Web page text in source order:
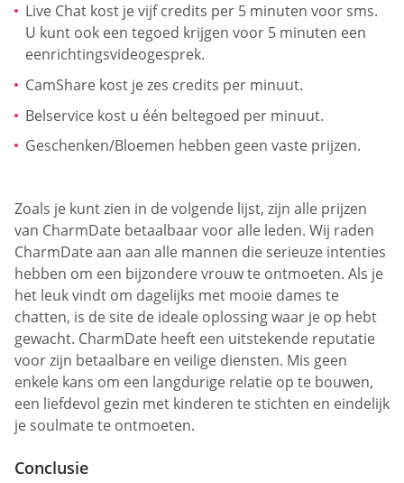
Live Chat kost je vijf credits per 5 minuten voor sms.
U kunt ook een tegoed krijgen voor 5 minuten een
eenrichtingsvideogesprek.
CamShare kost je zes credits per minuut.
Belservice kost u één beltegoed per minuut.
Geschenken/Bloemen hebben geen vaste prijzen.
Zoals je kunt zien in de volgende lijst, zijn alle prijzen
van CharmDate betaalbaar voor alle leden. Wij raden
CharmDate aan aan alle mannen die serieuze intenties
hebben om een bijzondere vrouw te ontmoeten. Als je
het leuk vindt om dagelijks met mooie dames te
chatten, is de site de ideale oplossing waar je op hebt
gewacht. CharmDate heeft een uitstekende reputatie
voor zijn betaalbare en veilige diensten. Mis geen
enkele kans om een langdurige relatie op te bouwen,
een liefdevol gezin met kinderen te stichten en eindelijk
je soulmate te ontmoeten.
Conclusie